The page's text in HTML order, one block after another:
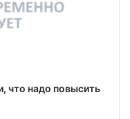
что надо повысить